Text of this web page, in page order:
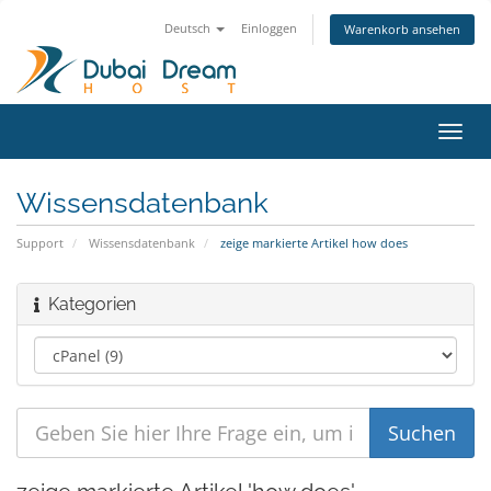
Deutsch Einloggen Warenkorb ansehen
ein-/
Wissensdatenbank
Support Wissensdatenbank zeige markierte Artikel how does
Kategorien